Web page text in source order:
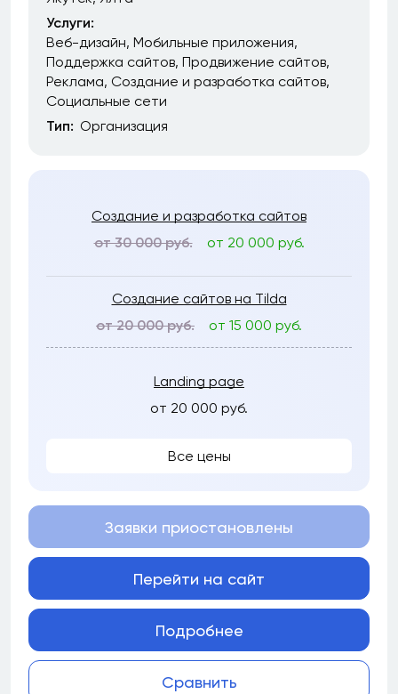
Услуги:
Веб-дизайн Мобильные приложения
Поддержка сайтов Продвижение сайтов
Реклама Создание и разработка сайтов
Социальные сети
Тип: Организация
Создание и разработка сайтов
от 30 000 руб.
от 20 000 руб.
Создание сайтов на Tilda
от 20 000 руб.
от 15 000 руб.
Landing page
от 20 000 руб.
Все цены
Сравнить
Заявки приостановлены
Перейти на сайт
Подробнее